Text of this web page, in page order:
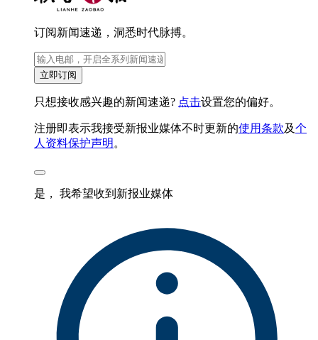
订阅新闻速递，洞悉时代脉搏。
立即订阅
只想接收感兴趣的新闻速递? 点击设置您的偏好。
注册即表示我接受新报业媒体不时更新的使用条款及个
人资料保护声明 。
是， 我希望收到新报业媒体